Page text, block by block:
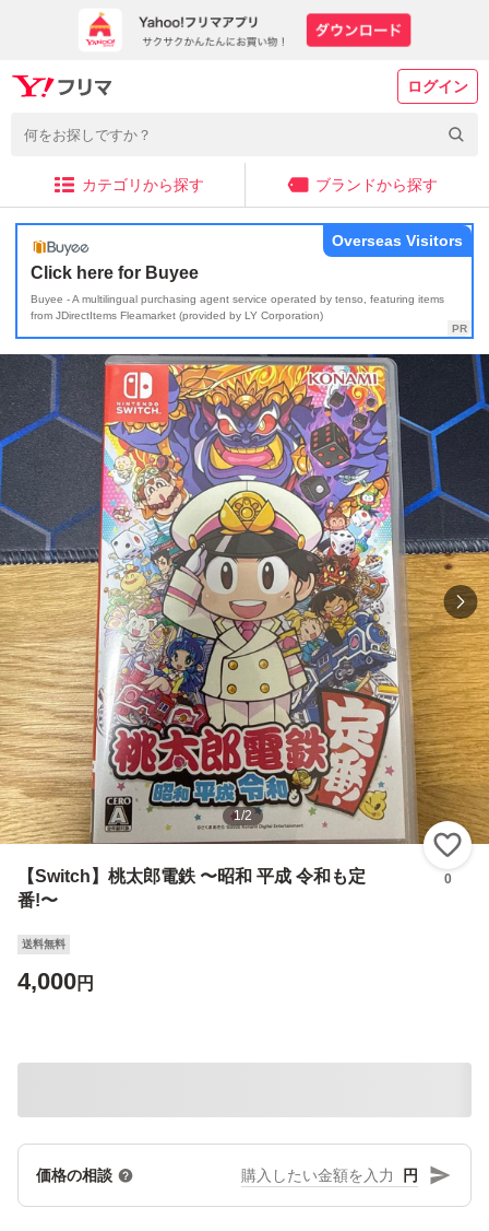
ログイン
カテゴリから探す ブランドから探す
Click here for Buyee
Buyee - A multilingual purchasing agent service operated by tenso, featuring items
from JDirectItems Fleamarket (provided by LY Corporation)
Overseas Visitors
1/2
【Switch】桃太郎電鉄 〜昭和 平成 令和も定
番!〜
0
送料無料
4,000円
価格の相談 円